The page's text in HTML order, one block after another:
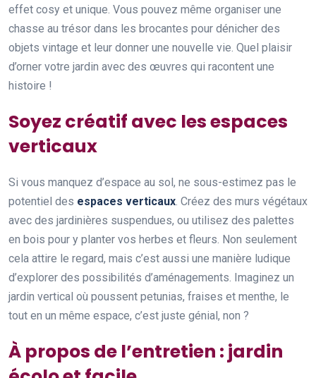
effet cosy et unique. Vous pouvez même organiser une
chasse au trésor dans les brocantes pour dénicher des
objets vintage et leur donner une nouvelle vie. Quel plaisir
d’orner votre jardin avec des œuvres qui racontent une
histoire !
Soyez créatif avec les espaces
verticaux
Si vous manquez d’espace au sol, ne sous-estimez pas le
potentiel des espaces verticaux. Créez des murs végétaux
avec des jardinières suspendues, ou utilisez des palettes
en bois pour y planter vos herbes et fleurs. Non seulement
cela attire le regard, mais c’est aussi une manière ludique
d’explorer des possibilités d’aménagements. Imaginez un
jardin vertical où poussent petunias, fraises et menthe, le
tout en un même espace, c’est juste génial, non ?
À propos de l’entretien : jardin